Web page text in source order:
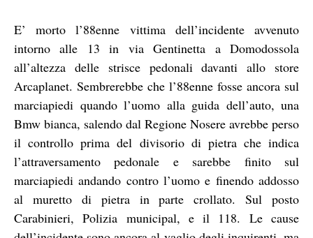
E’ morto l’88enne vittima dell’incidente avvenuto
intorno alle 13 in via Gentinetta a Domodossola
all’altezza delle strisce pedonali davanti allo store
Arcaplanet. Sembrerebbe che l’88enne fosse ancora sul
marciapiedi quando l’uomo alla guida dell’auto, una
Bmw bianca, salendo dal Regione Nosere avrebbe perso
il controllo prima del divisorio di pietra che indica
l’attraversamento pedonale e sarebbe finito sul
marciapiedi andando contro l’uomo e finendo addosso
al muretto di pietra in parte crollato. Sul posto
Carabinieri, Polizia municipal, e il 118. Le cause